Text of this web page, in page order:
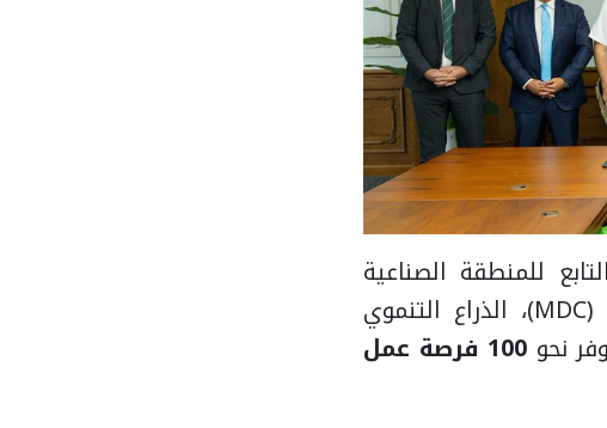
التابع للمنطقة الصناعية
بالسخنة، ضمن نطاق المطور الصناعي شركة التنمية الرئيسية (MDC)، الذراع التنموي
نحو
100 فرصة عمل